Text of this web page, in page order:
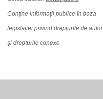
Conține informații publice în baza
legislației privind drepturile de autor
și drepturile conexe